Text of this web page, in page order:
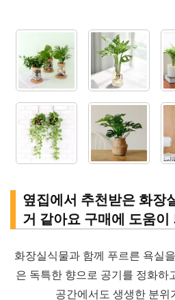
옆집에서 추천받은 화장
거 같아요 구매에 도움이
화장실식물과 함께 푸르른 욕실
은 독특한 향으로 공기를 정화하
공간에서도 생생한 분위